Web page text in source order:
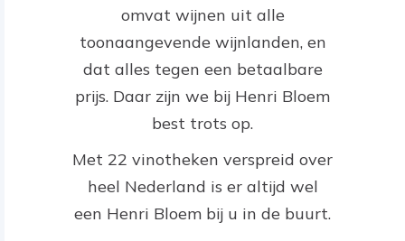
omvat wijnen uit alle
toonaangevende wijnlanden, en
dat alles tegen een betaalbare
prijs. Daar zijn we bij Henri Bloem
best trots op.
Met 22 vinotheken verspreid over
heel Nederland is er altijd wel
een Henri Bloem bij u in de buurt.